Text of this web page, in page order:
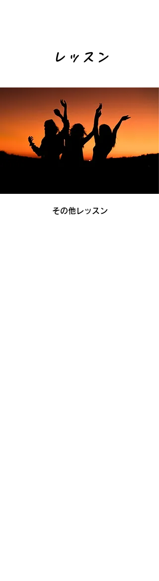
​レッスン
​その他レッスン